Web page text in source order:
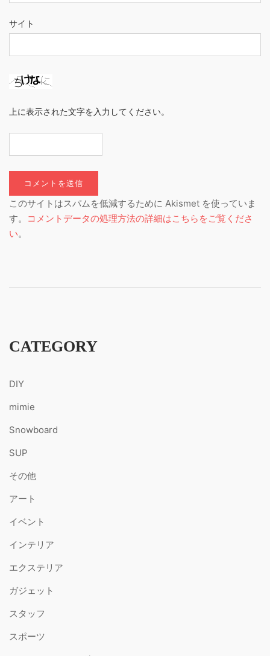
サイト
上に表示された文字を入力してください。
このサイトはスパムを低減するために Akismet を使っていま
す。
コメントデータの処理方法の詳細はこちらをご覧くださ
い。
CATEGORY
DIY
mimie
Snowboard
SUP
その他
アート
イベント
インテリア
エクステリア
ガジェット
スタッフ
スポーツ